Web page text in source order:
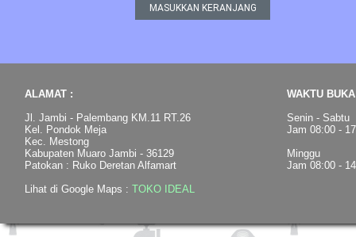
ALAMAT :
Jl. Jambi - Palembang KM.11 RT.26
Kel. Pondok Meja
Kec. Mestong
Kabupaten Muaro Jambi - 36129
Patokan : Ruko Deretan Alfamart
Lihat di Google Maps : TOKO IDEAL
WAKTU
Senin - Sabtu
Jam 08:00 -
Minggu
Jam 08:00 -